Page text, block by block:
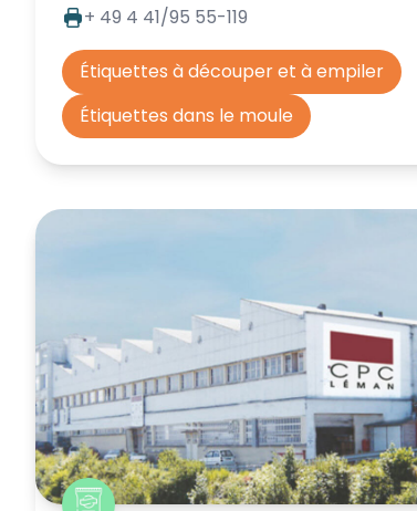
+ 49 4 41/95 55-119
Étiquettes à découper et à empiler
Étiquettes dans le moule